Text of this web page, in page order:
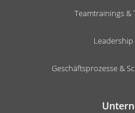
Teamtrainings &
Geschäftsprozesse &